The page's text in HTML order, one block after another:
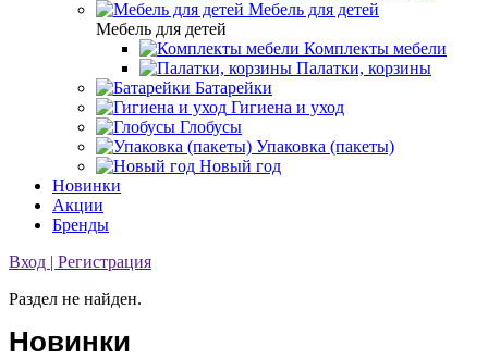
Мебель для детей
Мебель для детей
Комплекты мебели
Палатки, корзины
Батарейки
Гигиена и уход
Глобусы
Упаковка (пакеты)
Новый год
Новинки
Акции
Бренды
Вход | Регистрация
Раздел не найден.
Новинки